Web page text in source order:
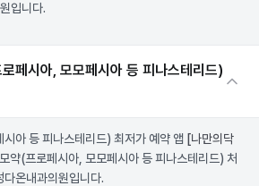
입니다.
페시아, 모모페시아 등 피나스테리드)
아 등 피나스테리드) 최저가 예약 앱 [나만의닥
약(프로페시아, 모모페시아 등 피나스테리드) 처
다온내과의원입니다.